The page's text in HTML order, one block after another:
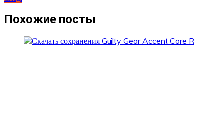
по
записям
Похожие посты